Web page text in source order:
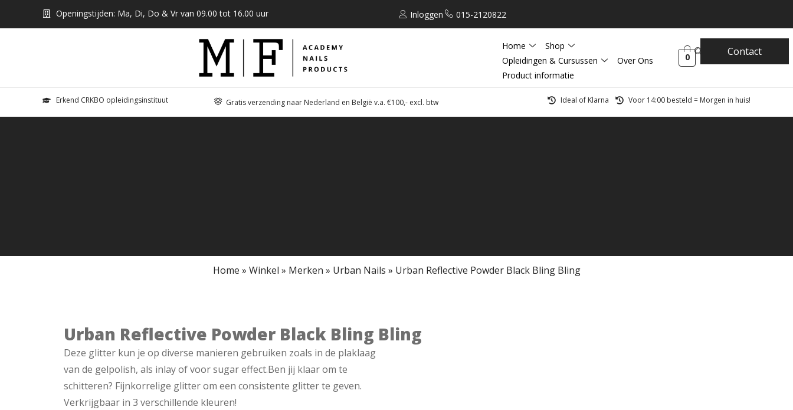
Openingstijden: Ma, Di, Do & Vr van 09.00 tot 16.00 uur Inloggen 015-2120822
Home
Shop
Opleidingen & Cursussen
Over Ons
Product informatie
0 Contact
Erkend CRKBO opleidingsinstituut Gratis verzending naar Nederland en België v.a. €100,- excl. btw Ideal of Klarna Voor 14:00 besteld = Morgen in huis!
Home » Winkel » Merken » Urban Nails » Urban Reflective Powder Black Bling Bling
Urban Reflective Powder Black Bling Bling
Deze glitter kun je op diverse manieren gebruiken zoals in de plaklaag
van de gelpolish, als inlay of voor sugar effect.Ben jij klaar om te
schitteren? Fijnkorrelige glitter om een consistente glitter te geven.
Verkrijgbaar in 3 verschillende kleuren!